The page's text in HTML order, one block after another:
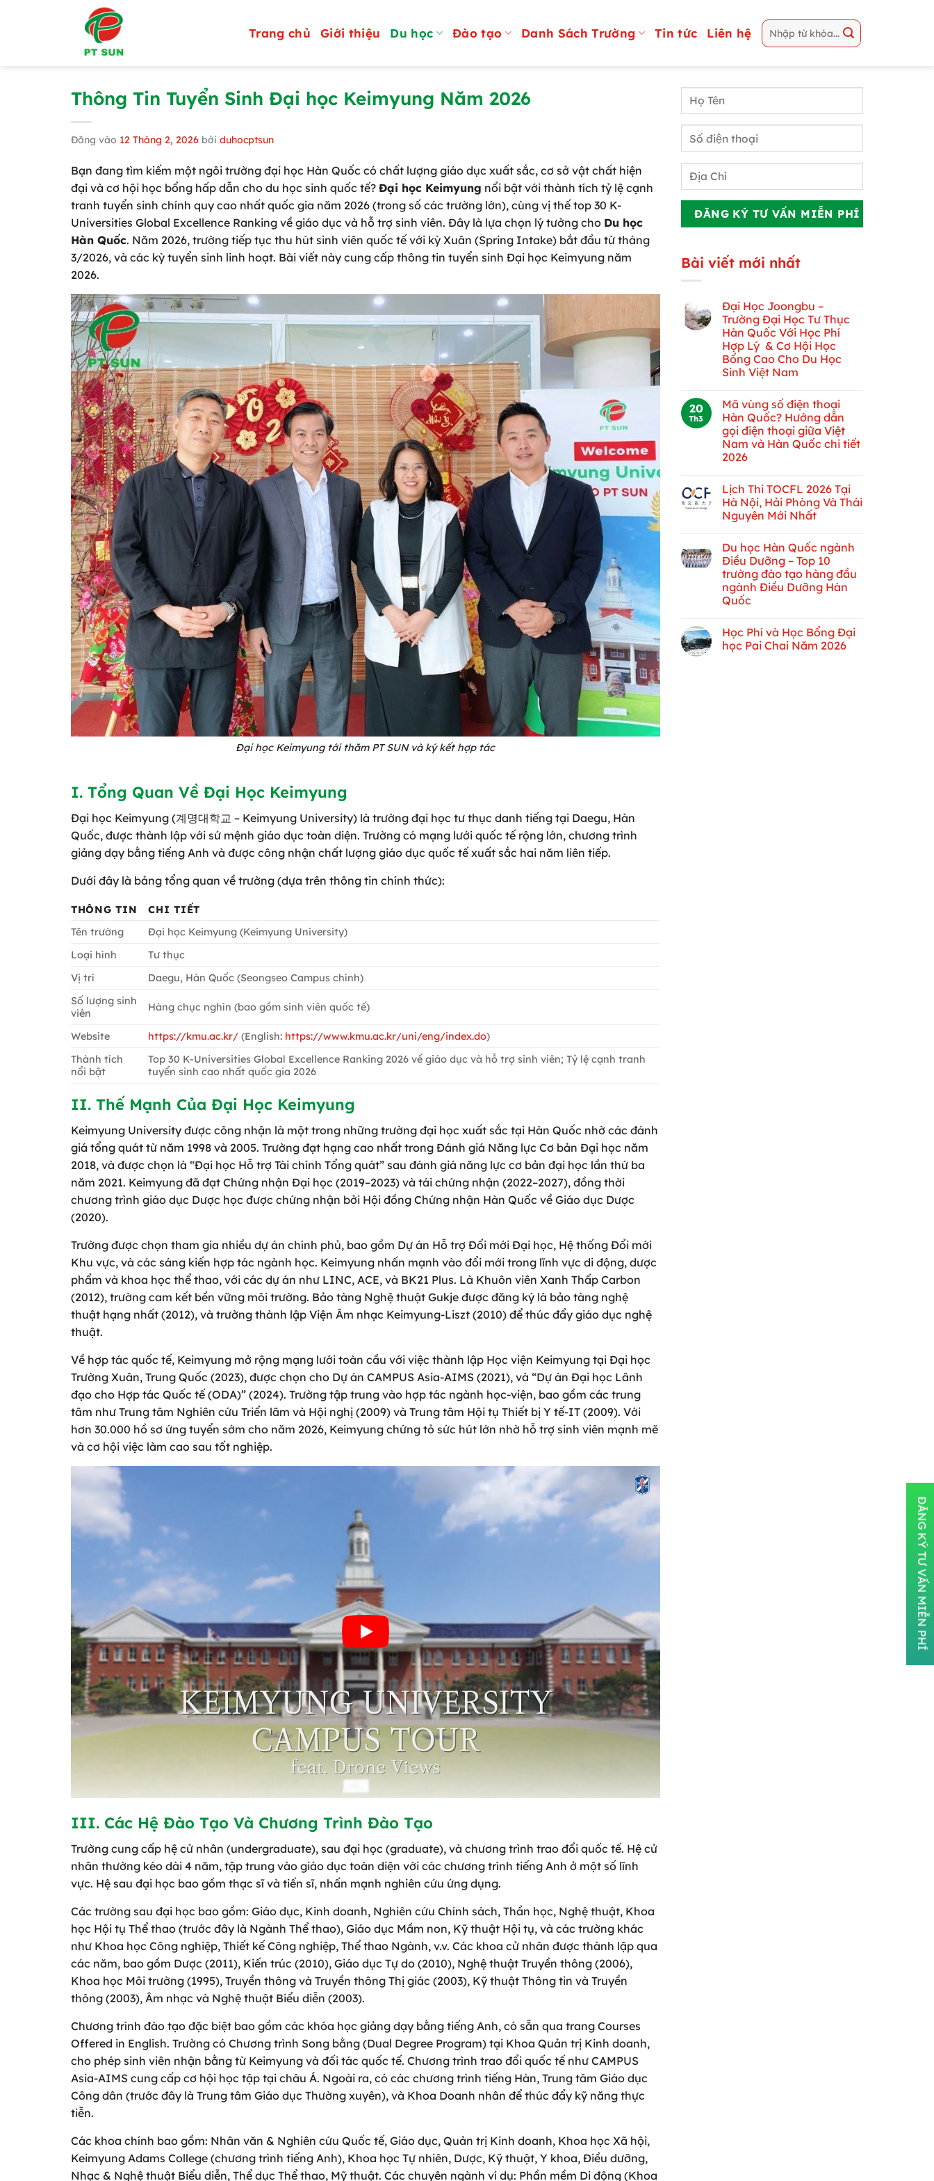
Trang chủ Giới thiệu Du học Đào tạo Danh Sách Trường Tin tức Liên hệ
Thông Tin Tuyển Sinh Đại học Keimyung Năm 2026
Đăng vào 12 Tháng 2, 2026 bởi duhocptsun
Bạn đang tìm kiếm một ngôi trường đại học Hàn Quốc có chất lượng giáo dục xuất sắc, cơ sở vật chất hiện
đại và cơ hội học bổng hấp dẫn cho du học sinh quốc tế? Đại học Keimyung nổi bật với thành tích tỷ lệ cạnh
tranh tuyển sinh chính quy cao nhất quốc gia năm 2026 (trong số các trường lớn), cùng vị thế top 30 K-
Universities Global Excellence Ranking về giáo dục và hỗ trợ sinh viên. Đây là lựa chọn lý tưởng cho Du học
Hàn Quốc. Năm 2026, trường tiếp tục thu hút sinh viên quốc tế với kỳ Xuân (Spring Intake) bắt đầu từ tháng
3/2026, và các kỳ tuyển sinh linh hoạt. Bài viết này cung cấp thông tin tuyển sinh Đại học Keimyung năm
2026.
Đại học Keimyung tới thăm PT SUN và ký kết hợp tác
I. Tổng Quan Về Đại Học Keimyung
Đại học Keimyung (계명대학교 – Keimyung University) là trường đại học tư thục danh tiếng tại Daegu, Hàn
Quốc, được thành lập với sứ mệnh giáo dục toàn diện. Trường có mạng lưới quốc tế rộng lớn, chương trình
giảng dạy bằng tiếng Anh và được công nhận chất lượng giáo dục quốc tế xuất sắc hai năm liên tiếp.
Dưới đây là bảng tổng quan về trường (dựa trên thông tin chính thức):
THÔNG TIN
CHI TIẾT
Tên trường
Đại học Keimyung (Keimyung University)
Loại hình
Tư thục
Vị trí
Daegu, Hàn Quốc (Seongseo Campus chính)
Số lượng sinh
viên
Hàng chục nghìn (bao gồm sinh viên quốc tế)
Website https://kmu.ac.kr/ (English: https://www.kmu.ac.kr/uni/eng/index.do)
Thành tích
nổi bật
Top 30 K-Universities Global Excellence Ranking 2026 về giáo dục và hỗ trợ sinh viên; Tỷ lệ cạnh tranh
tuyển sinh cao nhất quốc gia 2026
II. Thế Mạnh Của Đại Học Keimyung
Keimyung University được công nhận là một trong những trường đại học xuất sắc tại Hàn Quốc nhờ các đánh
giá tổng quát từ năm 1998 và 2005. Trường đạt hạng cao nhất trong Đánh giá Năng lực Cơ bản Đại học năm
2018, và được chọn là “Đại học Hỗ trợ Tài chính Tổng quát” sau đánh giá năng lực cơ bản đại học lần thứ ba
năm 2021. Keimyung đã đạt Chứng nhận Đại học (2019–2023) và tái chứng nhận (2022–2027), đồng thời
chương trình giáo dục Dược học được chứng nhận bởi Hội đồng Chứng nhận Hàn Quốc về Giáo dục Dược
(2020).
Trường được chọn tham gia nhiều dự án chính phủ, bao gồm Dự án Hỗ trợ Đổi mới Đại học, Hệ thống Đổi mới
Khu vực, và các sáng kiến hợp tác ngành học. Keimyung nhấn mạnh vào đổi mới trong lĩnh vực di động, dược
phẩm và khoa học thể thao, với các dự án như LINC, ACE, và BK21 Plus. Là Khuôn viên Xanh Thấp Carbon
(2012), trường cam kết bền vững môi trường. Bảo tàng Nghệ thuật Gukje được đăng ký là bảo tàng nghệ
thuật hạng nhất (2012), và trường thành lập Viện Âm nhạc Keimyung-Liszt (2010) để thúc đẩy giáo dục nghệ
thuật.
Về hợp tác quốc tế, Keimyung mở rộng mạng lưới toàn cầu với việc thành lập Học viện Keimyung tại Đại học
Trường Xuân, Trung Quốc (2023), được chọn cho Dự án CAMPUS Asia-AIMS (2021), và “Dự án Đại học Lãnh
đạo cho Hợp tác Quốc tế (ODA)” (2024). Trường tập trung vào hợp tác ngành học-viện, bao gồm các trung
tâm như Trung tâm Nghiên cứu Triển lãm và Hội nghị (2009) và Trung tâm Hội tụ Thiết bị Y tế-IT (2009). Với
hơn 30.000 hồ sơ ứng tuyển sớm cho năm 2026, Keimyung chứng tỏ sức hút lớn nhờ hỗ trợ sinh viên mạnh mẽ
và cơ hội việc làm cao sau tốt nghiệp.
III. Các Hệ Đào Tạo Và Chương Trình Đào Tạo
Trường cung cấp hệ cử nhân (undergraduate), sau đại học (graduate), và chương trình trao đổi quốc tế. Hệ cử
nhân thường kéo dài 4 năm, tập trung vào giáo dục toàn diện với các chương trình tiếng Anh ở một số lĩnh
vực. Hệ sau đại học bao gồm thạc sĩ và tiến sĩ, nhấn mạnh nghiên cứu ứng dụng.
Các trường sau đại học bao gồm: Giáo dục, Kinh doanh, Nghiên cứu Chính sách, Thần học, Nghệ thuật, Khoa
học Hội tụ Thể thao (trước đây là Ngành Thể thao), Giáo dục Mầm non, Kỹ thuật Hội tụ, và các trường khác
như Khoa học Công nghiệp, Thiết kế Công nghiệp, Thể thao Ngành, v.v. Các khoa cử nhân được thành lập qua
các năm, bao gồm Dược (2011), Kiến trúc (2010), Giáo dục Tự do (2010), Nghệ thuật Truyền thông (2006),
Khoa học Môi trường (1995), Truyền thông và Truyền thông Thị giác (2003), Kỹ thuật Thông tin và Truyền
thông (2003), Âm nhạc và Nghệ thuật Biểu diễn (2003).
Chương trình đào tạo đặc biệt bao gồm các khóa học giảng dạy bằng tiếng Anh, có sẵn qua trang Courses
Offered in English. Trường có Chương trình Song bằng (Dual Degree Program) tại Khoa Quản trị Kinh doanh,
cho phép sinh viên nhận bằng từ Keimyung và đối tác quốc tế. Chương trình trao đổi quốc tế như CAMPUS
Asia-AIMS cung cấp cơ hội học tập tại châu Á. Ngoài ra, có các chương trình tiếng Hàn, Trung tâm Giáo dục
Công dân (trước đây là Trung tâm Giáo dục Thường xuyên), và Khoa Doanh nhân để thúc đẩy kỹ năng thực
tiễn.
Các khoa chính bao gồm: Nhân văn & Nghiên cứu Quốc tế, Giáo dục, Quản trị Kinh doanh, Khoa học Xã hội,
Keimyung Adams College (chương trình tiếng Anh), Khoa học Tự nhiên, Dược, Kỹ thuật, Y khoa, Điều dưỡng,
Nhạc & Nghệ thuật Biểu diễn, Thể dục Thể thao, Mỹ thuật. Các chuyên ngành ví dụ: Phần mềm Di động (Khoa
Bài viết mới nhất
Đại Học Joongbu –
Trường Đại Học Tư Thục
Hàn Quốc Với Học Phí
Hợp Lý & Cơ Hội Học
Bổng Cao Cho Du Học
Sinh Việt Nam
20
Th3
Mã vùng số điện thoại
Hàn Quốc? Hướng dẫn
gọi điện thoại giữa Việt
Nam và Hàn Quốc chi tiết
2026
Lịch Thi TOCFL 2026 Tại
Hà Nội, Hải Phòng Và Thái
Nguyên Mới Nhất
Du học Hàn Quốc ngành
Điều Dưỡng – Top 10
trường đào tạo hàng đầu
ngành Điều Dưỡng Hàn
Quốc
Học Phí và Học Bổng Đại
học Pai Chai Năm 2026
ĐĂNG KÝ TƯ VẤN MIỄN PHÍ